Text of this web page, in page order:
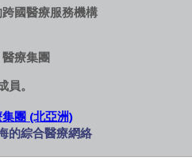
國醫療服務機構
醫療集團
員。
團 (北亞洲)
的綜合醫療網絡